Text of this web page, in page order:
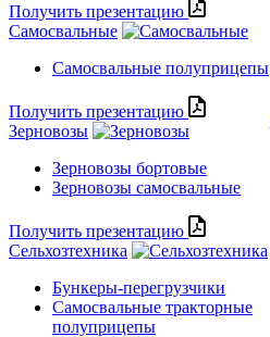
Получить презентацию
Самосвальные
Самосвальные полуприцепы
Получить презентацию
Зерновозы
Зерновозы бортовые
Зерновозы самосвальные
Получить презентацию
Сельхозтехника
Бункеры-перегрузчики
Самосвальные тракторные
полуприцепы